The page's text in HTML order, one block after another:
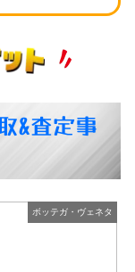
&査定事
ボッテガ・ヴェネタ